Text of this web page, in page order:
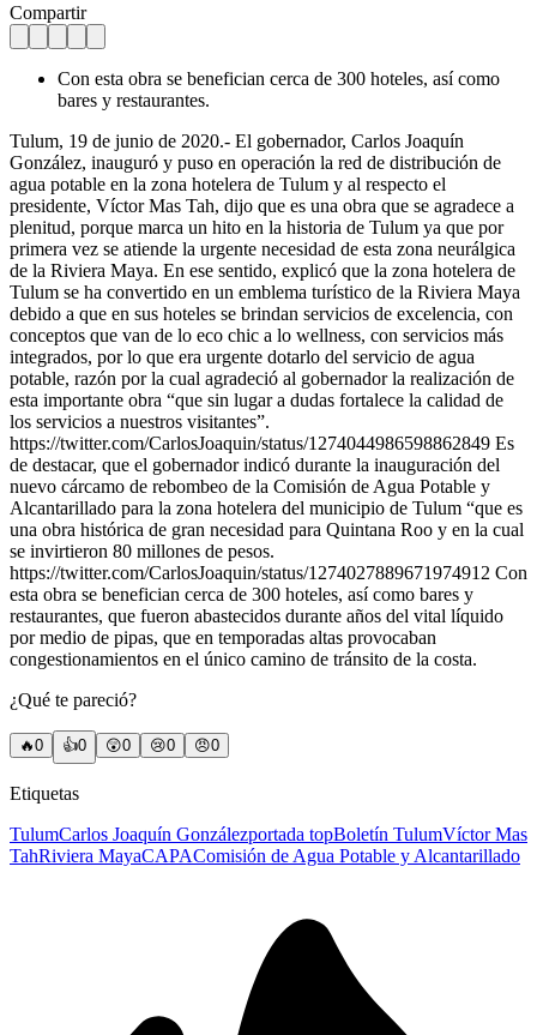
Compartir
Con esta obra se benefician cerca de 300 hoteles, así como
bares y restaurantes.
Tulum, 19 de junio de 2020.- El gobernador, Carlos Joaquín
González, inauguró y puso en operación la red de distribución de
agua potable en la zona hotelera de Tulum y al respecto el
presidente, Víctor Mas Tah, dijo que es una obra que se agradece a
plenitud, porque marca un hito en la historia de Tulum ya que por
primera vez se atiende la urgente necesidad de esta zona neurálgica
de la Riviera Maya. En ese sentido, explicó que la zona hotelera de
Tulum se ha convertido en un emblema turístico de la Riviera Maya
debido a que en sus hoteles se brindan servicios de excelencia, con
conceptos que van de lo eco chic a lo wellness, con servicios más
integrados, por lo que era urgente dotarlo del servicio de agua
potable, razón por la cual agradeció al gobernador la realización de
esta importante obra “que sin lugar a dudas fortalece la calidad de
los servicios a nuestros visitantes”.
https://twitter.com/CarlosJoaquin/status/1274044986598862849 Es
de destacar, que el gobernador indicó durante la inauguración del
nuevo cárcamo de rebombeo de la Comisión de Agua Potable y
Alcantarillado para la zona hotelera del municipio de Tulum “que es
una obra histórica de gran necesidad para Quintana Roo y en la cual
se invirtieron 80 millones de pesos.
https://twitter.com/CarlosJoaquin/status/1274027889671974912 Con
esta obra se benefician cerca de 300 hoteles, así como bares y
restaurantes, que fueron abastecidos durante años del vital líquido
por medio de pipas, que en temporadas altas provocaban
congestionamientos en el único camino de tránsito de la costa.
¿Qué te pareció?
🔥0 👍0 😲0 😢0 😠0
Etiquetas
TulumCarlos Joaquín Gonzálezportada topBoletín TulumVíctor Mas
TahRiviera MayaCAPAComisión de Agua Potable y Alcantarillado